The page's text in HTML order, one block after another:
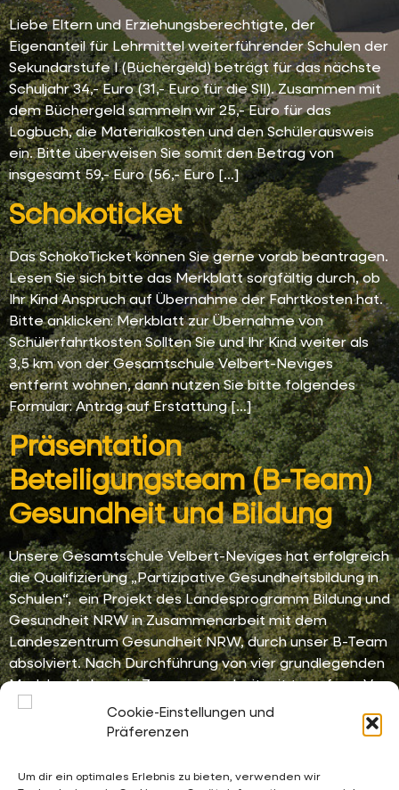
Cookie-Einstellungen und
Präferenzen
Um dir ein optimales Erlebnis zu bieten, verwenden wir
Liebe Eltern und Erziehungsberechtigte, der
Eigenanteil für Lehrmittel weiterführender Schulen der
Sekundarstufe I (Büchergeld) beträgt für das nächste
Schuljahr 34,- Euro (31,- Euro für die SII). Zusammen mit
dem Büchergeld sammeln wir 25,- Euro für das
Logbuch, die Materialkosten und den Schülerausweis
ein. Bitte überweisen Sie somit den Betrag von
insgesamt 59,- Euro (56,- Euro […]
Schokoticket
Das SchokoTicket können Sie gerne vorab beantragen.
Lesen Sie sich bitte das Merkblatt sorgfältig durch, ob
Ihr Kind Anspruch auf Übernahme der Fahrtkosten hat.
Bitte anklicken: Merkblatt zur Übernahme von
Schülerfahrtkosten Sollten Sie und Ihr Kind weiter als
3,5 km von der Gesamtschule Velbert-Neviges
entfernt wohnen, dann nutzen Sie bitte folgendes
Formular: Antrag auf Erstattung […]
Präsentation
Beteiligungsteam (B-Team)
Gesundheit und Bildung
Unsere Gesamtschule Velbert-Neviges hat erfolgreich
die Qualifizierung „Partizipative Gesundheitsbildung in
Schulen“, ein Projekt des Landesprogramm Bildung und
Gesundheit NRW in Zusammenarbeit mit dem
Landeszentrum Gesundheit NRW, durch unser B-Team
absolviert. Nach Durchführung von vier grundlegenden
Modulworkshops in Zusammenarbeit mit transfer e.V.
sowie mit dem B-Team der Peter-Ustinov-
Gesamtschule Monheim, konnte unser B-Team,